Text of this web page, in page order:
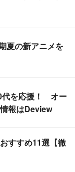
夏の新アニメを
代を応援！ オー
報はDeview
すすめ11選【徹